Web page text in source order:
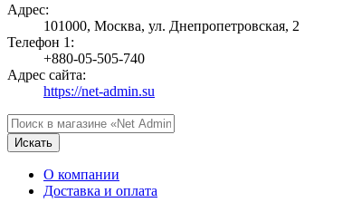
Адрес:
101000, Москва, ул. Днепропетровская, 2
Телефон 1:
+880-05-505-740
Адрес сайта:
https://net-admin.su
Искать
О компании
Доставка и оплата